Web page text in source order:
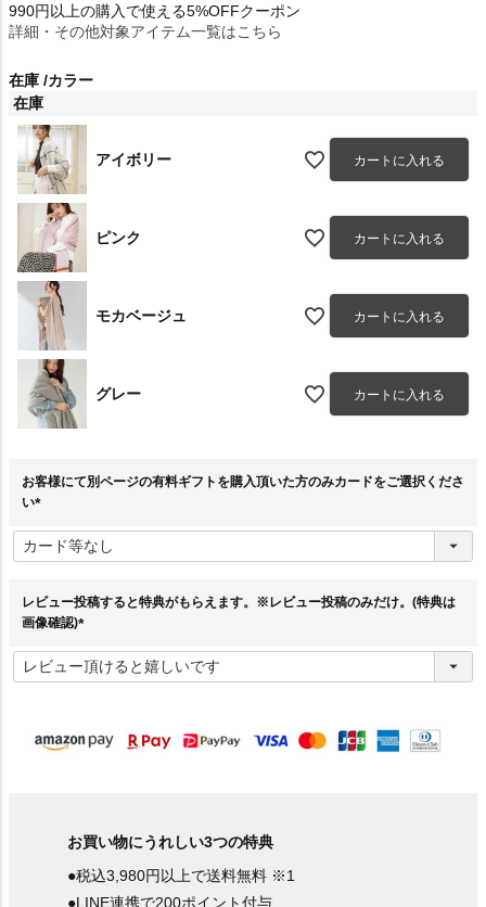
990円以上の購入で使える5%OFFクーポン
詳細・その他対象アイテム一覧はこちら
在庫 カラー
在庫
アイボリー カートに入れる
ピンク カートに入れる
モカベージュ カートに入れる
グレー カートに入れる
お客様にて別ページの有料ギフトを購入頂いた方のみカードをご選択くださ
い
必
須
レビュー投稿すると特典がもらえます。※レビュー投稿のみだけ。(特典は
画像確認)
必
須
お買い物にうれしい3つの特典
●税込3,980円以上で送料無料 ※1
●LINE連携で200ポイント付与